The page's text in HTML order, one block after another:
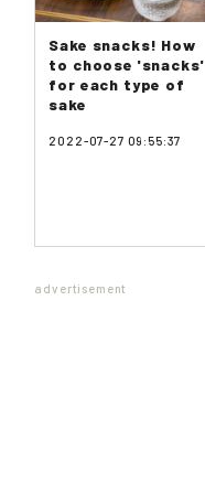
Sake snacks! How
to choose 'snacks'
for each type of
sake
2022-07-27 09:55:37
advertisement